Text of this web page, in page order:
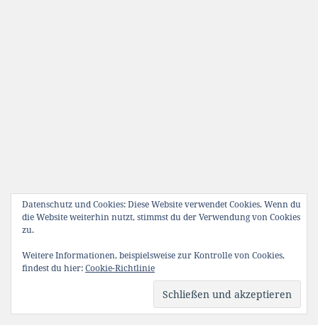
Datenschutz und Cookies: Diese Website verwendet Cookies. Wenn du
die Website weiterhin nutzt, stimmst du der Verwendung von Cookies
zu.
Weitere Informationen, beispielsweise zur Kontrolle von Cookies,
findest du hier:Cookie-Richtlinie